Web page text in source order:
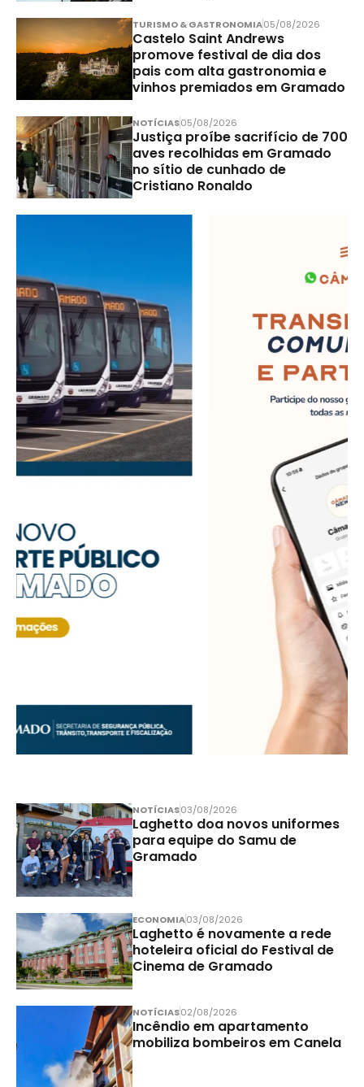
TURISMO & GASTRONOMIA05/08/2026
Castelo Saint Andrews
promove festival de dia dos
pais com alta gastronomia e
vinhos premiados em Gramado
NOTÍCIAS05/08/2026
Justiça proíbe sacrifício de 700
aves recolhidas em Gramado
no sítio de cunhado de
Cristiano Ronaldo
NOTÍCIAS03/08/2026
Laghetto doa novos uniformes
para equipe do Samu de
Gramado
ECONOMIA03/08/2026
Laghetto é novamente a rede
hoteleira oficial do Festival de
Cinema de Gramado
NOTÍCIAS02/08/2026
Incêndio em apartamento
mobiliza bombeiros em Canela